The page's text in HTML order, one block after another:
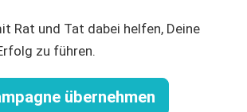
Rat und Tat dabei helfen, Deine
zu führen.
übernehmen